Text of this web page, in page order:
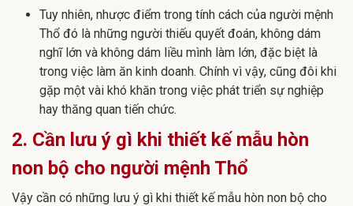
Tuy nhiên, nhược điểm trong tính cách của người mệnh
Thổ đó là những người thiếu quyết đoán, không dám
nghĩ lớn và không dám liều mình làm lớn, đặc biệt là
trong việc làm ăn kinh doanh. Chính vì vậy, cũng đôi khi
gặp một vài khó khăn trong việc phát triển sự nghiệp
hay thăng quan tiến chức.
2. Cần lưu ý gì khi thiết kế mẫu hòn
non bộ cho người mệnh Thổ
Vậy cần có những lưu ý gì khi thiết kế mẫu hòn non bộ cho